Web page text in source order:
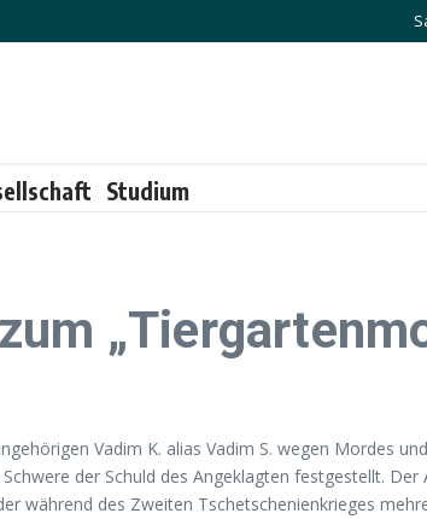
Studium
Vadim K. alias Vadim S. wegen Mordes
der Schuld des Angeklagten festgestellt. Der
während des Zweiten Tschetschenienkrieges